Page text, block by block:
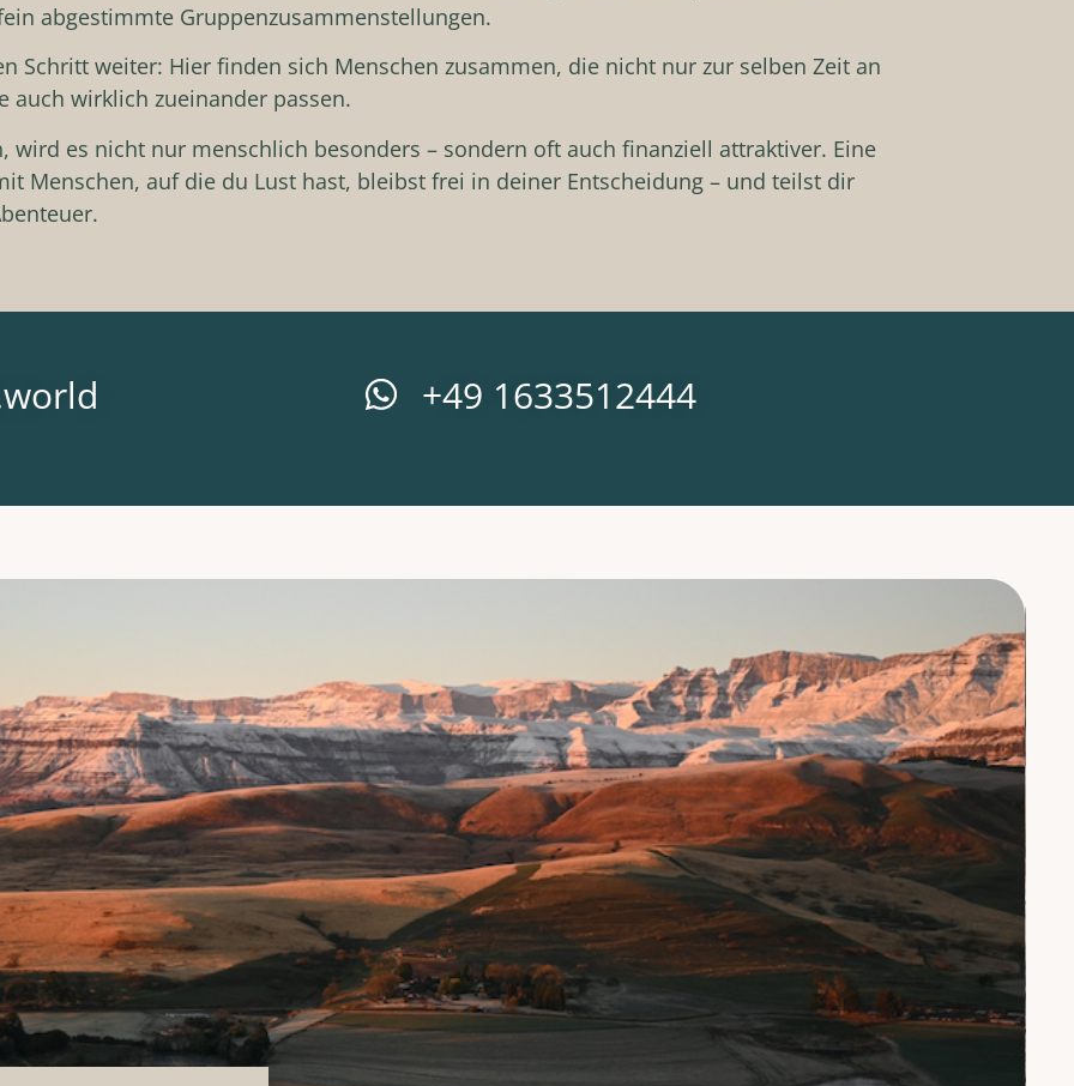
abgestimmte Gruppenzusammenstellungen.
Schritt weiter: Hier finden sich Menschen zusammen, die nicht nur zur selben Zeit an
auch wirklich zueinander passen.
wird es nicht nur menschlich besonders – sondern oft auch finanziell attraktiver. Eine
Menschen, auf die du Lust hast, bleibst frei in deiner Entscheidung – und teilst dir
+49 1633512444